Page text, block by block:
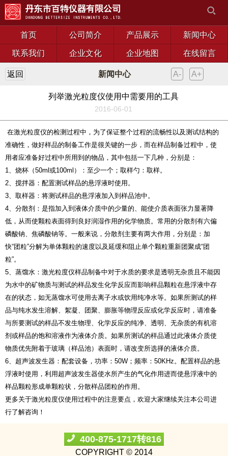
首页 公司简介 产品展示 新闻中心
联系我们 企业文化 企业地图 在线留言
返回 新闻中心 A- A+
列举激光粒度仪使用中需要用的工具
2016-06-01
在激光粒度仪的检测过程中，为了保证整个过程的流畅性以及测试结构的
准确性，做好样品的制备工作是很关键的一步，而在样品制备过程中，使
用者应准备好过程中所用到的物品，其中包括一下几种，分别是：
1、烧杯（50ml或100ml）：至少一个；取样勺：取样。
2、搅拌器：配置测试样品的悬浮液时使用。
3、取样器：将测试样品的悬浮液加入到样品池中。
4、分散剂：是指加入到液体介质中的少量的、能使介质表面张力显著降
低，从而使颗粒表面得到良好润湿作用的化学物质。常用的分散剂有六偏
磷酸钠、焦磷酸钠等。一般来说，分散剂主要有两大作用，分别是：加
快“团粒”分解为单体颗粒的速度以及延缓和阻止单个颗粒重新团聚成“团
粒”。
5、蒸馏水：激光粒度仪样品制备中对于水质的要求是透明无杂质且不能因
为水中的矿物质与测试的样品发生化学反应而影响样品颗粒在悬浮液中存
在的状态，如无蒸馏水可使用去离子水或饮用纯净水等。如果所测试的样
品与纯水发生溶解、絮凝、团聚、膨胀等物理反应或化学反应时，请准备
与所要测试的样品不发生物理、化学反应的纯净、透明、无杂质的有机溶
剂或样品的饱和溶液作为液体介质。如果所测试的样品通过此液体介质使
物质优先附着于玻璃（样品池）表面时，请改变所选择的液体介质。
6、超声波发生器：配套设备，功率：50W；频率：50KHz。配置样品的悬
浮液时使用，利用超声波发生器使水所产生的气化作用进而使悬浮液中的
样品颗粒形成单颗粒状，分散样品团粒的作用。
更多关于激光粒度仪使用过程中的注意要点，欢迎大家继续关注本公司进
行了解咨询！
400-875-1717转816
COPYRIGHT © 2014